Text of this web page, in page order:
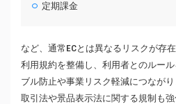
定期課金
など、通常ECとは異なるリスクが存
利用規約を整備し、利用者とのルー
ブル防止や事業リスク軽減につなが
取引法や景品表示法に関する規制も